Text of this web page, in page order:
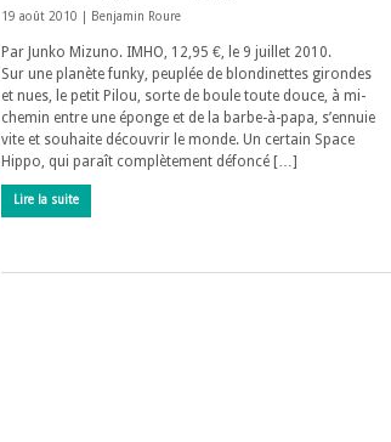
19 août 2010 | Benjamin Roure
Par Junko Mizuno. IMHO, 12,95 €, le 9 juillet 2010.
Sur une planète funky, peuplée de blondinettes girondes
et nues, le petit Pilou, sorte de boule toute douce, à mi-
chemin entre une éponge et de la barbe-à-papa, s’ennuie
vite et souhaite découvrir le monde. Un certain Space
Hippo, qui paraît complètement défoncé […]
Lire la suite